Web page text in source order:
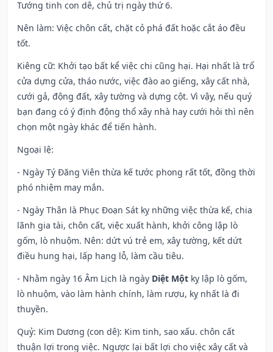
Tướng tinh con dê, chủ trị ngày thứ 6.
Nên làm: Việc chôn cất, chặt cỏ phá đất hoặc cắt áo đều
tốt.
Kiêng cữ: Khởi tạo bất kể việc chi cũng hại. Hại nhất là trổ
cửa dựng cửa, tháo nước, việc đào ao giếng, xây cất nhà,
cưới gả, động đất, xây tường và dựng cột. Vì vậy, nếu quý
bạn đang có ý định động thổ xây nhà hay cưới hỏi thì nên
chọn một ngày khác để tiến hành.
Ngoại lệ:
- Ngày Tý Đăng Viên thừa kế tước phong rất tốt, đồng thời
phó nhiệm may mắn.
- Ngày Thân là Phục Đoạn Sát kỵ những việc thừa kế, chia
lãnh gia tài, chôn cất, việc xuất hành, khởi công lập lò
gốm, lò nhuộm. Nên: dứt vú trẻ em, xây tường, kết dứt
điều hung hại, lấp hang lỗ, làm cầu tiêu.
- Nhằm ngày 16 Âm Lịch là ngày Diệt Một kỵ lập lò gốm,
lò nhuộm, vào làm hành chính, làm rượu, kỵ nhất là đi
thuyền.
Quỷ: Kim Dương (con dê): Kim tinh, sao xấu. chôn cất
thuận lợi trong việc. Ngược lại bất lợi cho việc xây cất và